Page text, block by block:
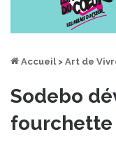
Accueil > Art de
Sodebo
fourchette